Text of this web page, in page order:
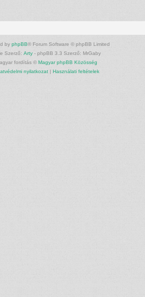
by phpBB® Forum Software © phpBB Limited
Szerző: Arty - phpBB 3.3 Szerző: MrGaby
fordítás © Magyar phpBB Közösség
nyilatkozat| Használati feltételek